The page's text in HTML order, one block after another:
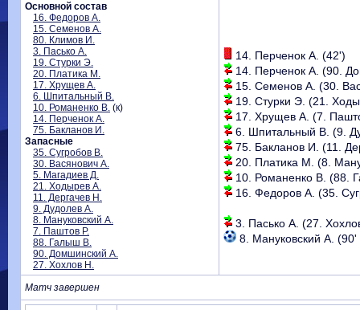
Основной состав
16. Федоров А.
15. Семенов А.
80. Климов И.
3. Пасько А.
19. Стурки Э.
20. Платика М.
17. Хрущев А.
6. Шпитальный В.
10. Романенко В. (к)
14. Перченок А.
75. Бакланов И.
Запасные
35. Сугробов В.
30. Васянович А.
5. Магадиев Д.
21. Ходырев А.
11. Дергачев Н.
9. Дудолев А.
8. Мануковский А.
7. Паштов Р.
88. Галыш В.
90. Домшинский А.
27. Хохлов Н.
14. Перченок А. (42')
14. Перченок А. (90.
15. Семенов А. (30.
19. Стурки Э. (21.
17. Хрущев А. (7.
6. Шпитальный В. (9.
75. Бакланов И. (11.
20. Платика М. (8.
10. Романенко В. (88.
16. Федоров А. (35.
3. Пасько А. (27.
8. Мануковский А. (90'
Матч завершен